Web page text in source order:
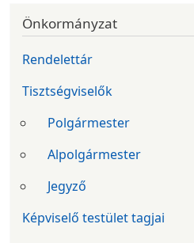
Önkormányzat
Rendelettár
Tisztségviselők
Polgármester
Alpolgármester
Jegyző
Képviselő testület tagjai